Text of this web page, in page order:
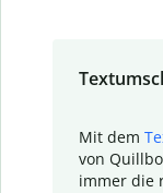
Mit dem
von
immer die